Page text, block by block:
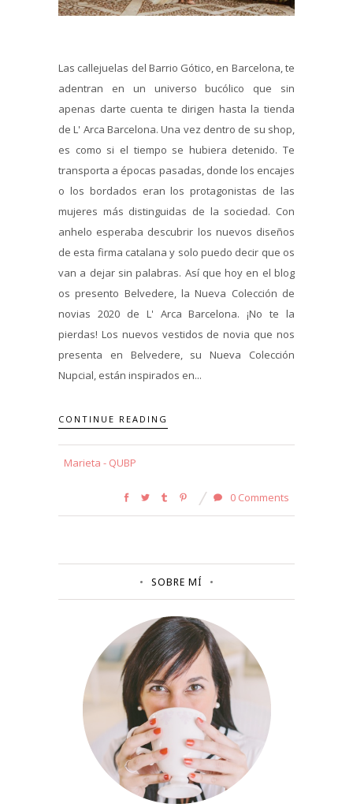
Las callejuelas del Barrio Gótico, en Barcelona, te
adentran en un universo bucólico que sin
apenas darte cuenta te dirigen hasta la tienda
de L' Arca Barcelona. Una vez dentro de su shop,
es como si el tiempo se hubiera detenido. Te
transporta a épocas pasadas, donde los encajes
o los bordados eran los protagonistas de las
mujeres más distinguidas de la sociedad. Con
anhelo esperaba descubrir los nuevos diseños
de esta firma catalana y solo puedo decir que os
van a dejar sin palabras. Así que hoy en el blog
os presento Belvedere, la Nueva Colección de
novias 2020 de L' Arca Barcelona. ¡No te la
pierdas! Los nuevos vestidos de novia que nos
presenta en Belvedere, su Nueva Colección
Nupcial, están inspirados en...
CONTINUE READING
Marieta - QUBP
0 Comments
SOBRE MÍ